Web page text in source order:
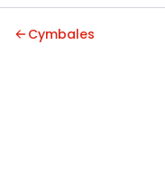
Cymbales